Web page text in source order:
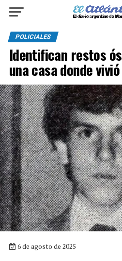
POLICIALES
Identifican restos
una casa donde
6 de agosto de 2025